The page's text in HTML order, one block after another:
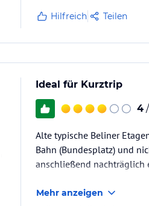
Hilfreich Teilen
Ideal für Kurztrip
4
Alte typische Beliner
Bahn (Bundesplatz) und
anschließend nachträglich
Mehr anzeigen